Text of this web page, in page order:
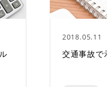
2018.05.11
交通事故で